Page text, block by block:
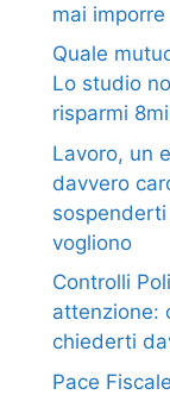
mai imporre
Quale
Lo studio
risparmi
Lavoro, un
davvero
vogliono
Controlli
attenzione:
chiederti
Pace